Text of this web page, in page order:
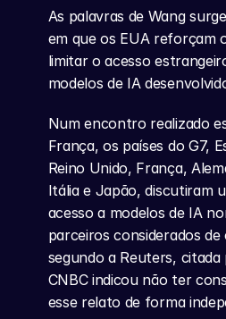
As palavras de Wang
em que os EUA reforçam
limitar o acesso
modelos de IA
Num encontro realizado
França, os países do G7,
Reino Unido, França,
Itália e Japão, discutiram
acesso a modelos de IA
parceiros considerados
segundo a Reuters, citada
CNBC indicou não ter
esse relato de forma